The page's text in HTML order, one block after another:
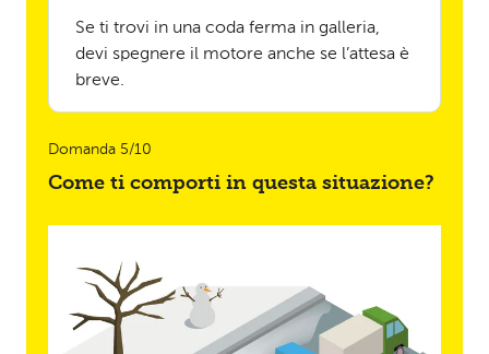
Se ti trovi in una coda ferma in galleria,
devi spegnere il motore anche se l’attesa è
breve.
Domanda 5/10
Come ti comporti in questa situazione?